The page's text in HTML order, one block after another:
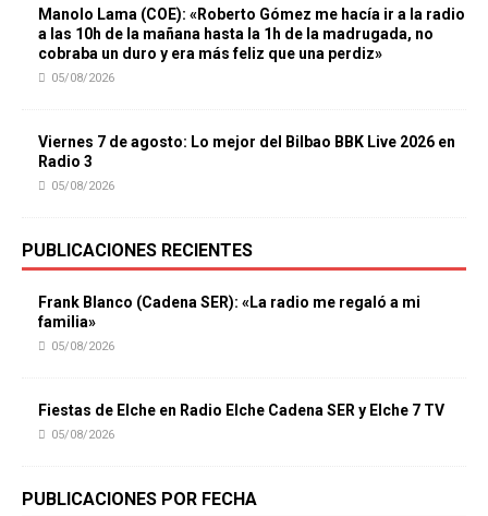
Manolo Lama (COE): «Roberto Gómez me hacía ir a la radio
a las 10h de la mañana hasta la 1h de la madrugada, no
cobraba un duro y era más feliz que una perdiz»
05/08/2026
Viernes 7 de agosto: Lo mejor del Bilbao BBK Live 2026 en
Radio 3
05/08/2026
PUBLICACIONES RECIENTES
Frank Blanco (Cadena SER): «La radio me regaló a mi
familia»
05/08/2026
Fiestas de Elche en Radio Elche Cadena SER y Elche 7 TV
05/08/2026
PUBLICACIONES POR FECHA